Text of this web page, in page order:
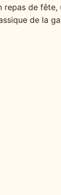
repas de fête,
de la